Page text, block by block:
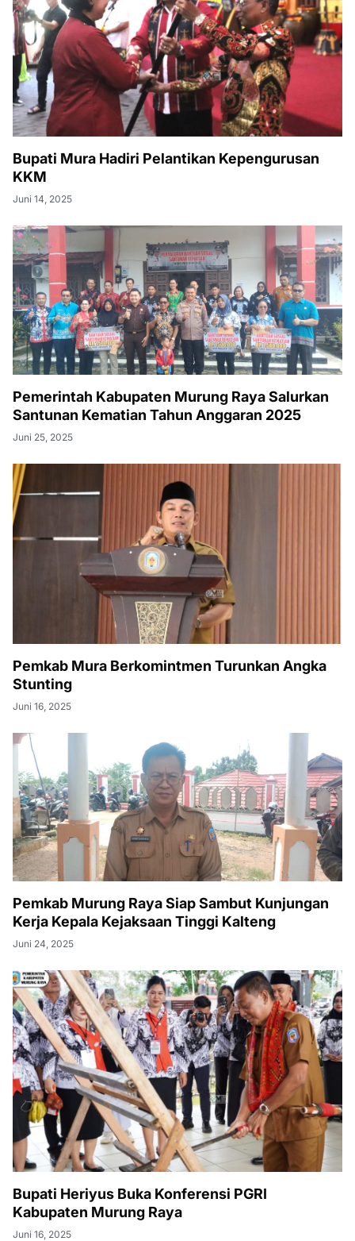
Bupati Mura Hadiri Pelantikan Kepengurusan
KKM
Juni 14, 2025
Pemerintah Kabupaten Murung Raya Salurkan
Santunan Kematian Tahun Anggaran 2025
Juni 25, 2025
Pemkab Mura Berkomintmen Turunkan Angka
Stunting
Juni 16, 2025
Pemkab Murung Raya Siap Sambut Kunjungan
Kerja Kepala Kejaksaan Tinggi Kalteng
Juni 24, 2025
Bupati Heriyus Buka Konferensi PGRI
Kabupaten Murung Raya
Juni 16, 2025